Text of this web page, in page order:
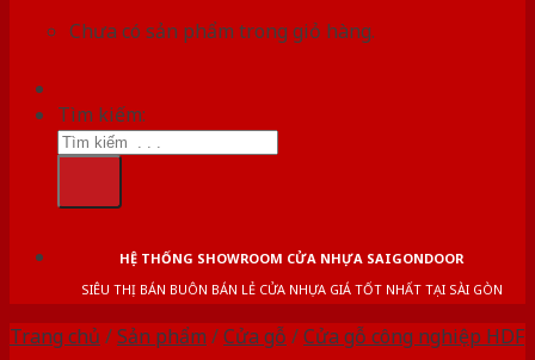
Chưa có sản phẩm trong giỏ hàng.
Tìm kiếm:
HỆ THỐNG SHOWROOM CỬA NHỰA SAIGONDOOR
SIÊU THỊ BÁN BUÔN BÁN LẺ CỬA NHỰA GIÁ TỐT NHẤT TẠI SÀI GÒN
Trang chủ /Sản phẩm /Cửa gỗ /Cửa gỗ công nghiệp HDF